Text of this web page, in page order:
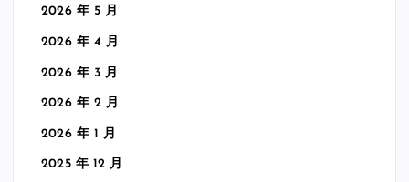
2026 年 5 月
2026 年 4 月
2026 年 3 月
2026 年 2 月
2026 年 1 月
2025 年 12 月